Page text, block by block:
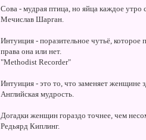
Сова - мудрая птица, но яйца каждое утро
Мечислав Шарган.
Интуиция - поразительное чутьё, которое
права она или нет.
"Methodist Recorder"
Интуиция - это то, что заменяет женщине
Английская мудрость.
Догадки женщин гораздо точнее, чем
Редьярд Киплинг.